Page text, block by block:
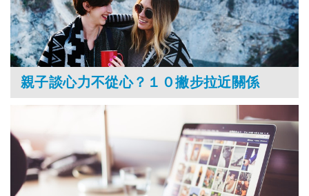
親子談心力不從心？１０撇步拉近關係